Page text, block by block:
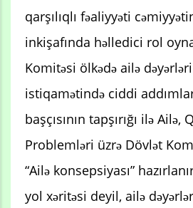
qarşılıqlı fəaliyyəti
inkişafında həlledici rol
Komitəsi ölkədə ailə
istiqamətində ciddi
başçısının tapşırığı ilə Ailə,
Problemləri üzrə Dövlət
“Ailə konsepsiyası”
yol xəritəsi deyil, ailə